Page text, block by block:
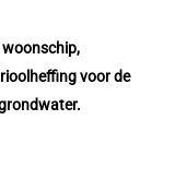
woonschip,
voor de